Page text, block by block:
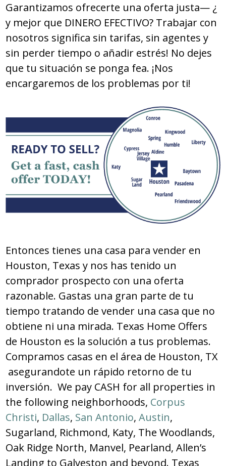
Garantizamos ofrecerte una oferta justa— ¿
y mejor que DINERO EFECTIVO? Trabajar con
nosotros significa sin tarifas, sin agentes y
sin perder tiempo o añadir estrés! No dejes
que tu situación se ponga fea. ¡Nos
encargaremos de los problemas por ti!
Entonces tienes una casa para vender en
Houston, Texas y nos has tenido un
comprador prospecto con una oferta
razonable. Gastas una gran parte de tu
tiempo tratando de vender una casa que no
obtiene ni una mirada. Texas Home Offers
de Houston es la solución a tus problemas.
Compramos casas en el área de Houston, TX
asegurandote un rápido retorno de tu
inversión. We pay CASH for all properties in
the following neighborhoods, Corpus
Christi, Dallas, San Antonio,Austin,
Sugarland, Richmond, Katy, The Woodlands,
Oak Ridge North, Manvel, Pearland, Allen’s
Landing to Galveston and beyond. Texas